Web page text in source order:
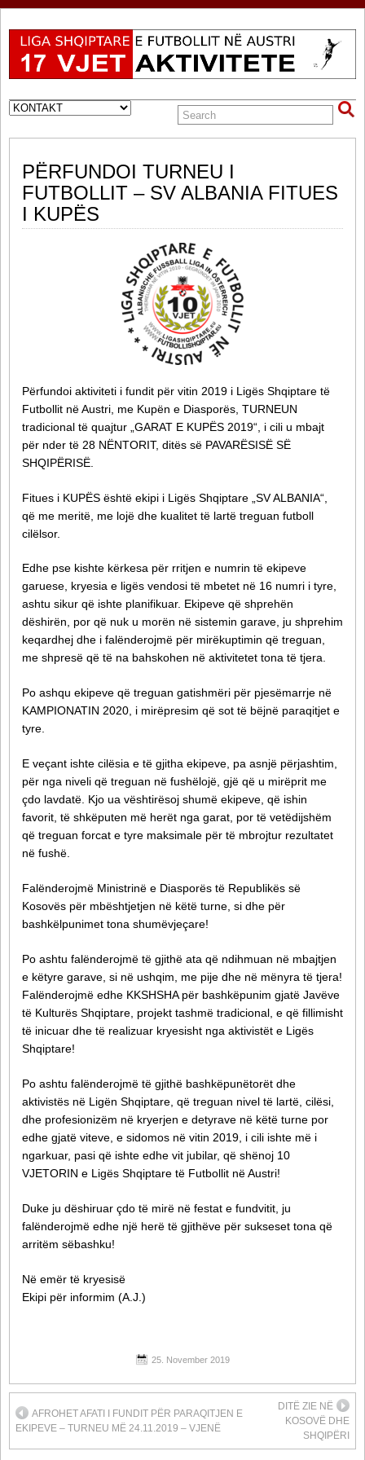
PËRFUNDOI TURNEU I
FUTBOLLIT – SV ALBANIA FITUES
I KUPËS
Përfundoi aktiviteti i fundit për vitin 2019 i Ligës Shqiptare të
Futbollit në Austri, me Kupën e Diasporës, TURNEUN
tradicional të quajtur „GARAT E KUPËS 2019“, i cili u mbajt
për nder të 28 NËNTORIT, ditës së PAVARËSISË SË
SHQIPËRISË.
Fitues i KUPËS është ekipi i Ligës Shqiptare „SV ALBANIA“,
që me meritë, me lojë dhe kualitet të lartë treguan futboll
cilëlsor.
Edhe pse kishte kërkesa për rritjen e numrin të ekipeve
garuese, kryesia e ligës vendosi të mbetet në 16 numri i tyre,
ashtu sikur që ishte planifikuar. Ekipeve që shprehën
dëshirën, por që nuk u morën në sistemin garave, ju shprehim
keqardhej dhe i falënderojmë për mirëkuptimin që treguan,
me shpresë që të na bahskohen në aktivitetet tona të tjera.
Po ashqu ekipeve që treguan gatishmëri për pjesëmarrje në
KAMPIONATIN 2020, i mirëpresim që sot të bëjnë paraqitjet e
tyre.
E veçant ishte cilësia e të gjitha ekipeve, pa asnjë përjashtim,
për nga niveli që treguan në fushëlojë, gjë që u mirëprit me
çdo lavdatë. Kjo ua vështirësoj shumë ekipeve, që ishin
favorit, të shkëputen më herët nga garat, por të vetëdijshëm
që treguan forcat e tyre maksimale për të mbrojtur rezultatet
në fushë.
Falënderojmë Ministrinë e Diasporës të Republikës së
Kosovës për mbështjetjen në këtë turne, si dhe për
bashkëlpunimet tona shumëvjeçare!
Po ashtu falënderojmë të gjithë ata që ndihmuan në mbajtjen
e këtyre garave, si në ushqim, me pije dhe në mënyra të tjera!
Falënderojmë edhe KKSHSHA për bashkëpunim gjatë Javëve
të Kulturës Shqiptare, projekt tashmë tradicional, e që fillimisht
të inicuar dhe të realizuar kryesisht nga aktivistët e Ligës
Shqiptare!
Po ashtu falënderojmë të gjithë bashkëpunëtorët dhe
aktivistës në Ligën Shqiptare, që treguan nivel të lartë, cilësi,
dhe profesionizëm në kryerjen e detyrave në këtë turne por
edhe gjatë viteve, e sidomos në vitin 2019, i cili ishte më i
ngarkuar, pasi që ishte edhe vit jubilar, që shënoj 10
VJETORIN e Ligës Shqiptare të Futbollit në Austri!
Duke ju dëshiruar çdo të mirë në festat e fundvitit, ju
falënderojmë edhe një herë të gjithëve për sukseset tona që
arritëm sëbashku!
Në emër të kryesisë
Ekipi për informim (A.J.)
25. November 2019
AFROHET AFATI I FUNDIT PËR PARAQITJEN E
EKIPEVE – TURNEU MË 24.11.2019 – VJENË
DITË ZIE NË
KOSOVË DHE
SHQIPËRI